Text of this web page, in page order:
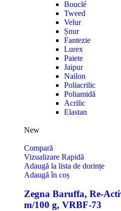
Bouclé
Tweed
Velur
Șnur
Fantezie
Lurex
Paiete
Jaipur
Nailon
Poliacrilic
Poliamidă
Acrilic
Elastan
New
Compară
Vizualizare Rapidă
Adaugă la lista de dorințe
Adaugă în coș
Zegna Baruffa, Re-
m/100 g, VRBF-73